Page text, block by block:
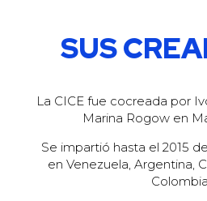
SUS
La CICE fue cocreada por
Marina Rogow en
Se impartió hasta el 2015
en Venezuela, Argentina,
Colombia.